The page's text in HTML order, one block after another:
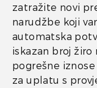
zatražite novi
narudžbe koji
automatska
iskazan broj
pogrešne
za uplatu s